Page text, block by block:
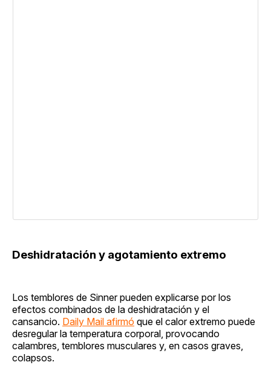
Deshidratación y agotamiento extremo
Los temblores de Sinner pueden explicarse por los
efectos combinados de la deshidratación y el
cansancio. Daily Mail afirmó que el calor extremo puede
desregular la temperatura corporal, provocando
calambres, temblores musculares y, en casos graves,
colapsos.